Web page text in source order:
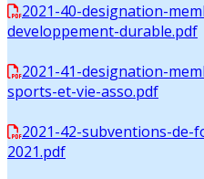
2021-40-designation-
developpement-durable.pdf
2021-41-designation-
sports-et-vie-asso.pdf
2021-42-subventions-de-
2021.pdf